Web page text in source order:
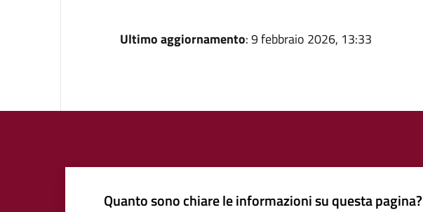
Ultimo aggiornamento: 9 febbraio 2026, 13:33
Quanto sono chiare le informazioni su questa pagina?